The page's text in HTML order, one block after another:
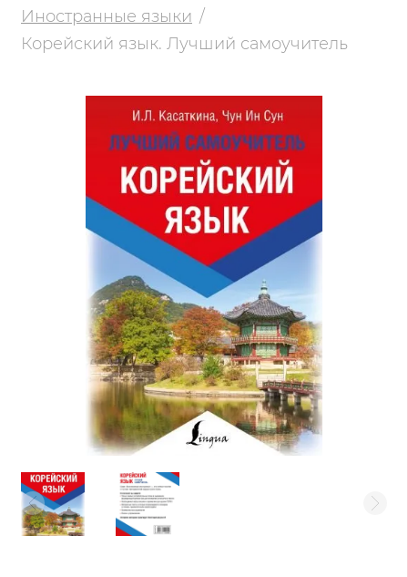
Иностранные языки
Корейский язык. Лучший самоучитель